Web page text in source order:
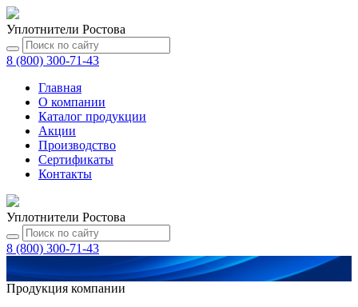
Уплотнители Ростова
8 (800) 300-71-43
Главная
О компании
Каталог продукции
Акции
Производство
Сертификаты
Контакты
Уплотнители Ростова
8 (800) 300-71-43
Продукция компании